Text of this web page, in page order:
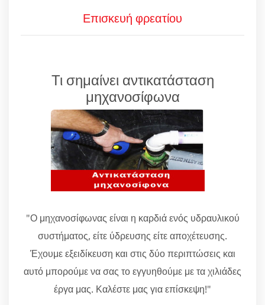
Επισκευή φρεατίου
Τι σημαίνει αντικατάσταση
μηχανοσίφωνα
"Ο μηχανοσίφωνας είναι η καρδιά ενός υδραυλικού
συστήματος, είτε ύδρευσης είτε αποχέτευσης.
Έχουμε εξειδίκευση και στις δύο περιπτώσεις και
αυτό μπορούμε να σας το εγγυηθούμε με τα χιλιάδες
έργα μας. Καλέστε μας για επίσκεψη!"